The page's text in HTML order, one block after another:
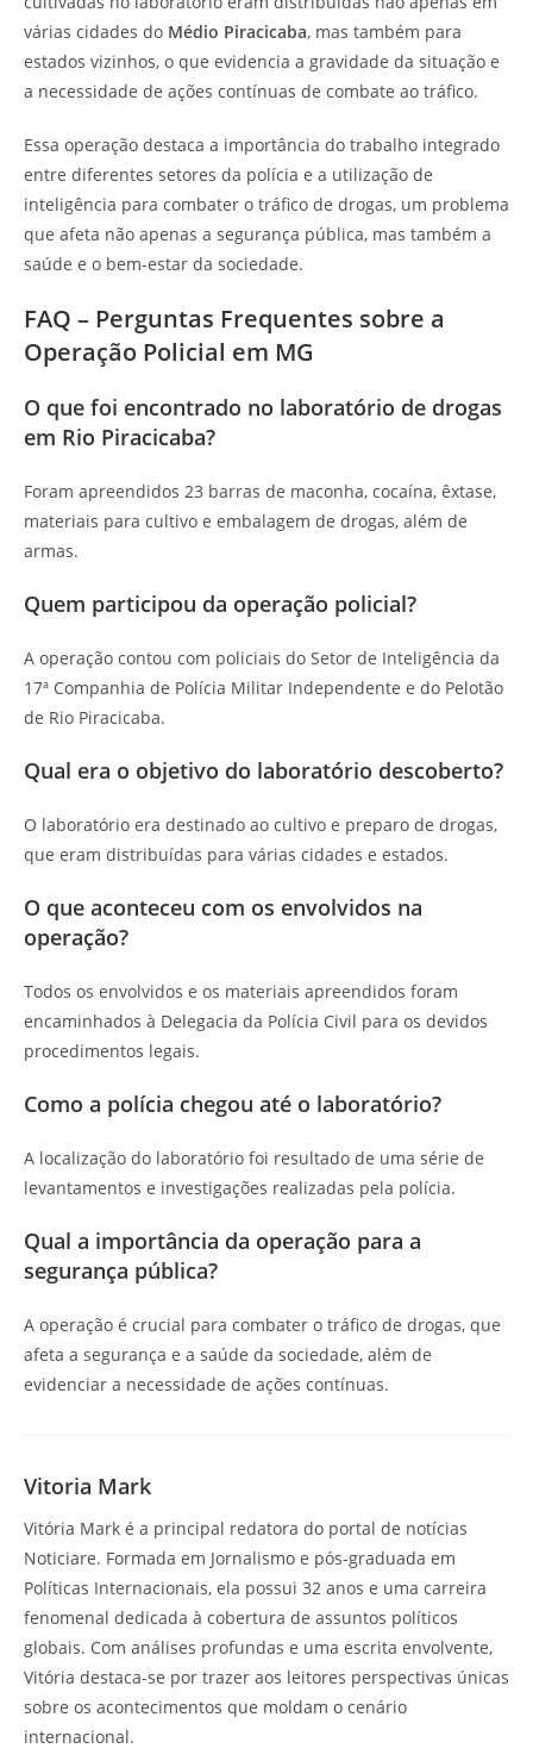
várias cidades do Médio Piracicaba, mas também para
estados vizinhos, o que evidencia a gravidade da situação e
a necessidade de ações contínuas de combate ao tráfico.
Essa operação destaca a importância do trabalho integrado
entre diferentes setores da polícia e a utilização de
inteligência para combater o tráfico de drogas, um problema
que afeta não apenas a segurança pública, mas também a
saúde e o bem-estar da sociedade.
FAQ – Perguntas Frequentes sobre a
Operação Policial em MG
O que foi encontrado no laboratório de drogas
em Rio Piracicaba?
Foram apreendidos 23 barras de maconha, cocaína, êxtase,
materiais para cultivo e embalagem de drogas, além de
armas.
Quem participou da operação policial?
A operação contou com policiais do Setor de Inteligência da
17ª Companhia de Polícia Militar Independente e do Pelotão
de Rio Piracicaba.
Qual era o objetivo do laboratório descoberto?
O laboratório era destinado ao cultivo e preparo de drogas,
que eram distribuídas para várias cidades e estados.
O que aconteceu com os envolvidos na
operação?
Todos os envolvidos e os materiais apreendidos foram
encaminhados à Delegacia da Polícia Civil para os devidos
procedimentos legais.
Como a polícia chegou até o laboratório?
A localização do laboratório foi resultado de uma série de
levantamentos e investigações realizadas pela polícia.
Qual a importância da operação para a
segurança pública?
A operação é crucial para combater o tráfico de drogas, que
afeta a segurança e a saúde da sociedade, além de
evidenciar a necessidade de ações contínuas.
Vitoria Mark
Vitória Mark é a principal redatora do portal de notícias
Noticiare. Formada em Jornalismo e pós-graduada em
Políticas Internacionais, ela possui 32 anos e uma carreira
fenomenal dedicada à cobertura de assuntos políticos
globais. Com análises profundas e uma escrita envolvente,
Vitória destaca-se por trazer aos leitores perspectivas únicas
sobre os acontecimentos que moldam o cenário
internacional.